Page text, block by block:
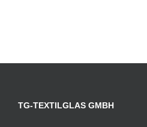
TG-TEXTILGLAS GMBH